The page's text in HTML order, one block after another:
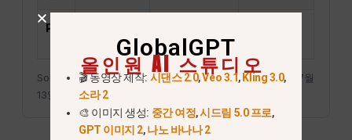
Pro
128K 토큰
Source: OpenAI ChatGPT 요금제 이용 안내표, 2026년 7월
13일 확인.
GlobalGPT
올인원 AI 스튜디오
🎬 동영상 제작: 시댄스 2.0,Veo 3.1, Kling 3.0,
소라 2
🎨 이미지 생성: 중간 여정,시드림 5.0 프로,
GPT 이미지 2,나노 바나나 2